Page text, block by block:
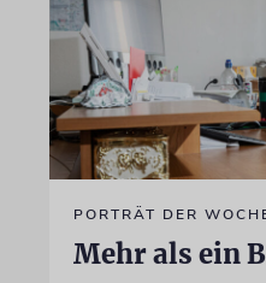
PORTRÄT DER
Mehr als ein